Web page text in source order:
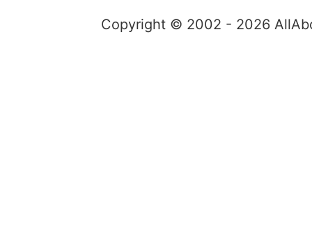
Copyright © 2002 - 2026